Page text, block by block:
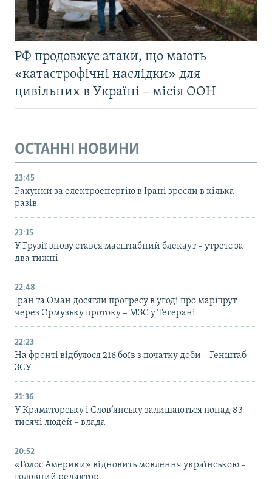
РФ продовжує атаки, що мають
«катастрофічні наслідки» для
цивільних в Україні – місія ООН
ОСТАННІ НОВИНИ
23:45
Рахунки за електроенергію в Ірані зросли в кілька
разів
23:15
У Грузії знову стався масштабний блекаут – утретє за
два тижні
22:48
Іран та Оман досягли прогресу в угоді про маршрут
через Ормузьку протоку – МЗС у Тегерані
22:23
На фронті відбулося 216 боїв з початку доби – Генштаб
ЗСУ
21:36
У Краматорську і Слов’янську залишаються понад 83
тисячі людей – влада
20:52
«Голос Америки» відновить мовлення українською –